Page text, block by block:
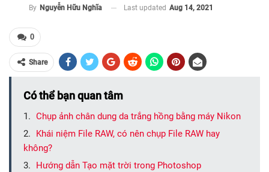
By Nguyễn Hữu Nghĩa Last updated Aug 14, 2021
0
Share
Có thể bạn quan tâm
Chụp ảnh chân dung da trắng hồng bằng máy Nikon
Khái niệm File RAW, có nên chụp File RAW hay
không?
Hướng dẫn Tạo mặt trời trong Photoshop